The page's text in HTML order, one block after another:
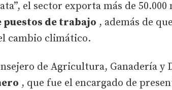
el sector exporta más de
puestos de trabajo , además de
cambio climático.
de Agricultura, Ganadería y
, que fue el encargado de